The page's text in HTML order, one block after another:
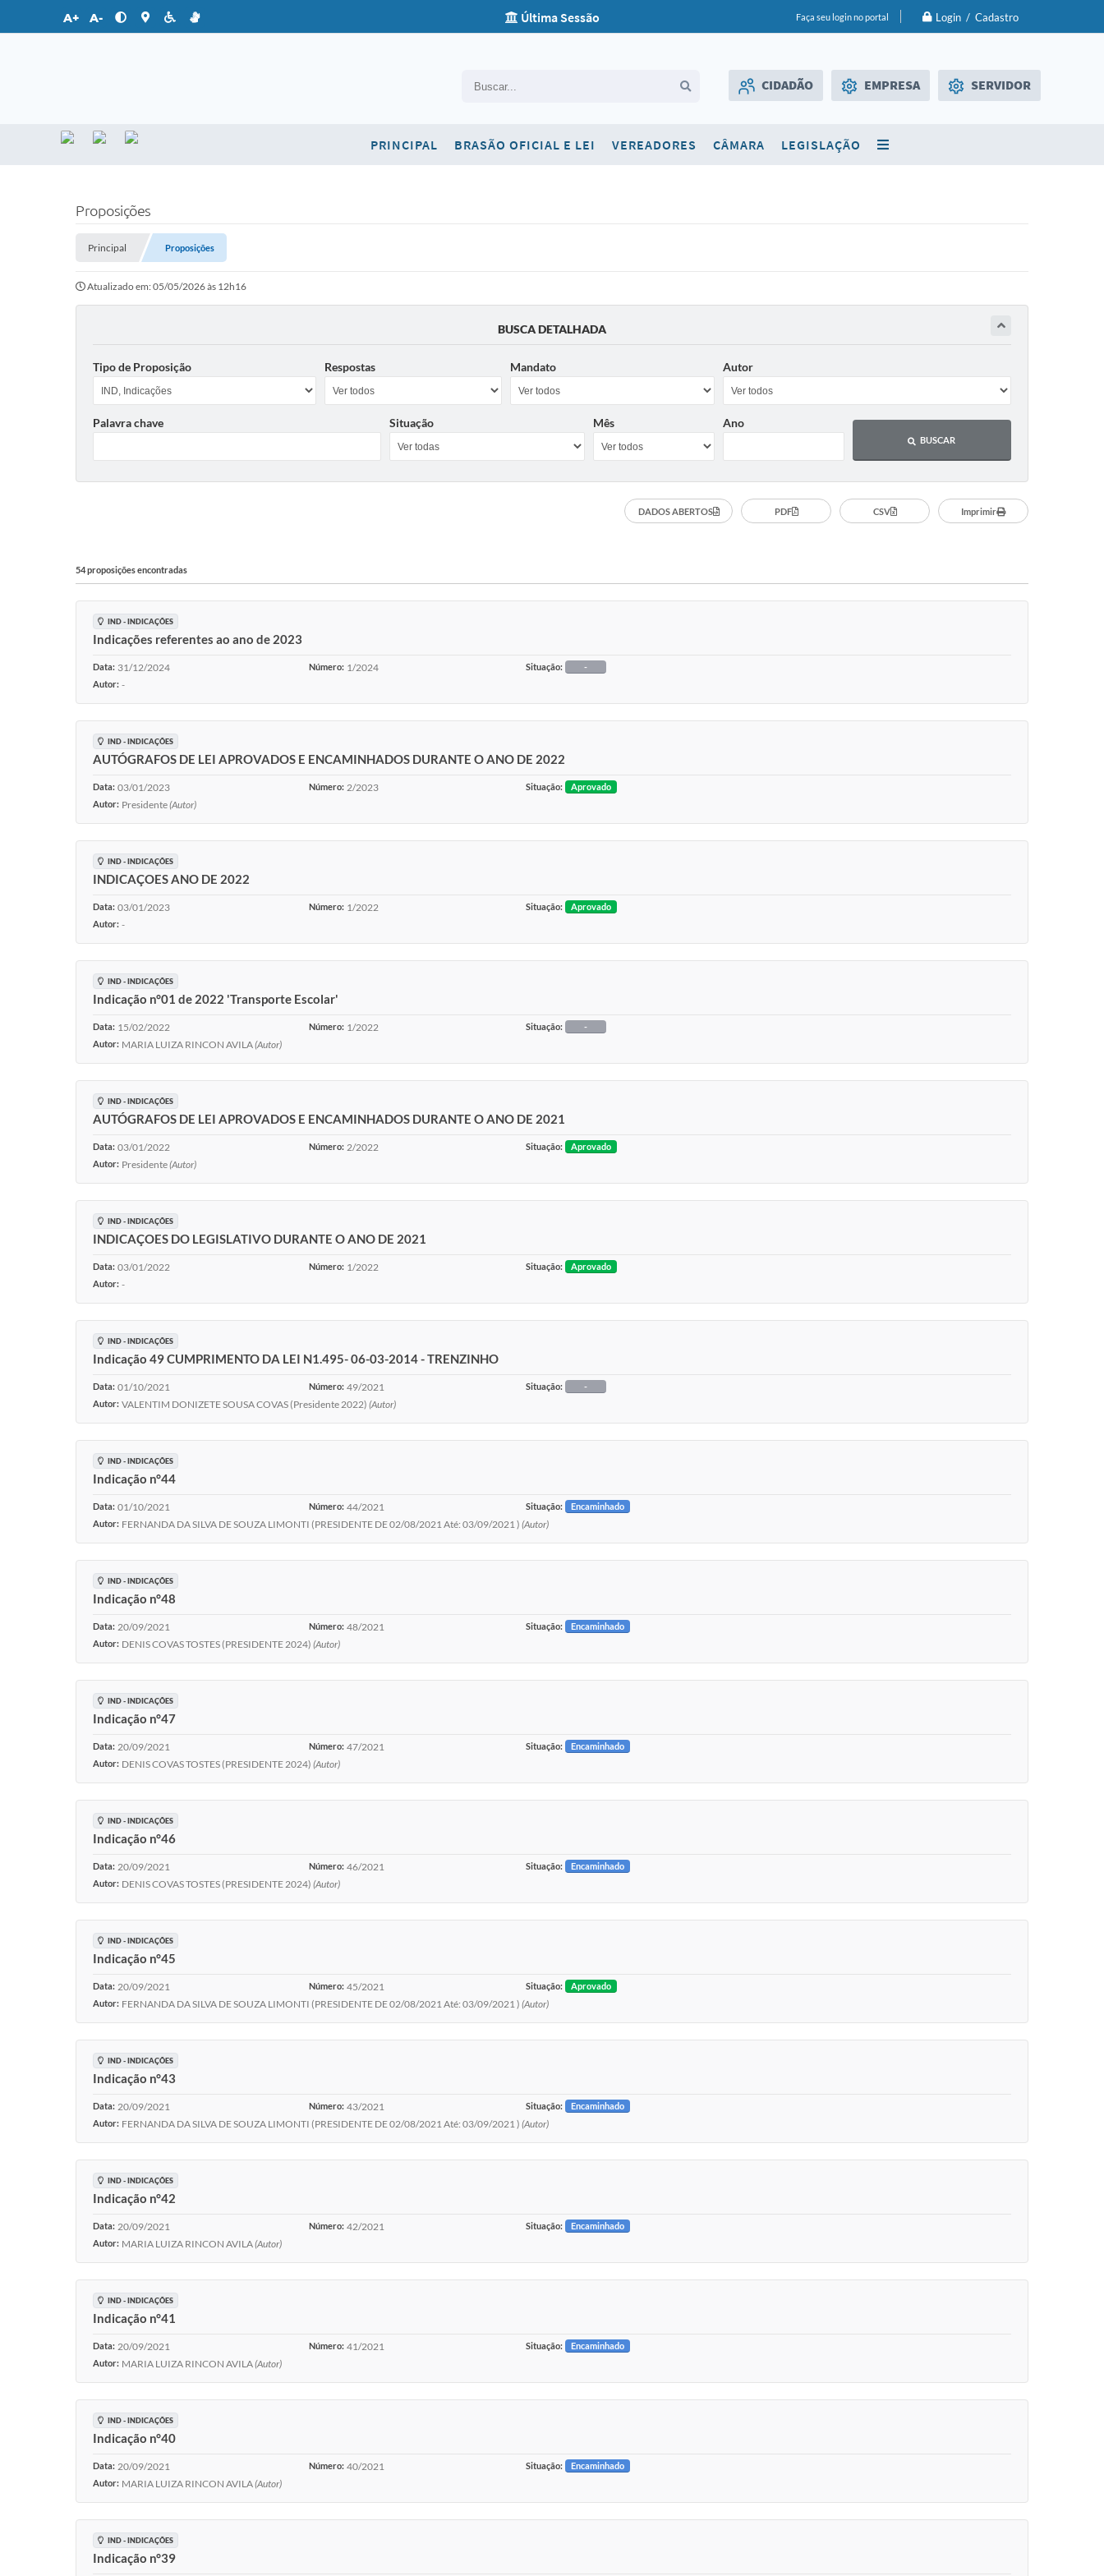
Faça seu login no portal Login / Cadastro
A+ A- Última Sessão
CIDADÃO
Concursos
Telefones Úteis
EMPRESA
SIC
SERVIDOR
PRINCIPAL BRASÃO OFICIAL E LEI VEREADORES CÂMARA LEGISLAÇÃO
Proposições
Principal Proposições
Atualizado em: 05/05/2026 às 12h16
BUSCA DETALHADA
Tipo de Proposição Respostas Mandato Autor
Palavra chave Situação Mês Ano
BUSCAR
DADOS ABERTOS PDF CSV Imprimir
54 proposições encontradas
IND - INDICAÇÕES
Indicações referentes ao ano de 2023
Data: 31/12/2024 Número: 1/2024 Situação:
-
Autor: -
IND - INDICAÇÕES
AUTÓGRAFOS DE LEI APROVADOS E ENCAMINHADOS DURANTE O ANO DE 2022
Data: 03/01/2023 Número: 2/2023 Situação:
Aprovado
Autor: Presidente(Autor)
IND - INDICAÇÕES
INDICAÇOES ANO DE 2022
Data: 03/01/2023 Número: 1/2022 Situação:
Aprovado
Autor: -
IND - INDICAÇÕES
Indicação n°01 de 2022 'Transporte Escolar'
Data: 15/02/2022 Número: 1/2022 Situação:
-
Autor: MARIA LUIZA RINCON AVILA(Autor)
IND - INDICAÇÕES
AUTÓGRAFOS DE LEI APROVADOS E ENCAMINHADOS DURANTE O ANO DE 2021
Data: 03/01/2022 Número: 2/2022 Situação:
Aprovado
Autor: Presidente(Autor)
IND - INDICAÇÕES
INDICAÇOES DO LEGISLATIVO DURANTE O ANO DE 2021
Data: 03/01/2022 Número: 1/2022 Situação:
Aprovado
Autor: -
IND - INDICAÇÕES
Indicação 49 CUMPRIMENTO DA LEI N1.495- 06-03-2014 - TRENZINHO
Data: 01/10/2021 Número: 49/2021 Situação:
-
Autor: VALENTIM DONIZETE SOUSA COVAS (Presidente 2022) (Autor)
IND - INDICAÇÕES
Indicação n°44
Data: 01/10/2021 Número: 44/2021 Situação:
Encaminhado
Autor: FERNANDA DA SILVA DE SOUZA LIMONTI (PRESIDENTE DE 02/08/2021 Até: 03/09/2021 ) (Autor)
IND - INDICAÇÕES
Indicação n°48
Data: 20/09/2021 Número: 48/2021 Situação:
Encaminhado
Autor: DENIS COVAS TOSTES (PRESIDENTE 2024) (Autor)
IND - INDICAÇÕES
Indicação n°47
Data: 20/09/2021 Número: 47/2021 Situação:
Encaminhado
Autor: DENIS COVAS TOSTES (PRESIDENTE 2024) (Autor)
IND - INDICAÇÕES
Indicação n°46
Data: 20/09/2021 Número: 46/2021 Situação:
Encaminhado
Autor: DENIS COVAS TOSTES (PRESIDENTE 2024) (Autor)
IND - INDICAÇÕES
Indicação n°45
Data: 20/09/2021 Número: 45/2021 Situação:
Aprovado
Autor: FERNANDA DA SILVA DE SOUZA LIMONTI (PRESIDENTE DE 02/08/2021 Até: 03/09/2021 ) (Autor)
IND - INDICAÇÕES
Indicação n°43
Data: 20/09/2021 Número: 43/2021 Situação:
Encaminhado
Autor: FERNANDA DA SILVA DE SOUZA LIMONTI (PRESIDENTE DE 02/08/2021 Até: 03/09/2021 ) (Autor)
IND - INDICAÇÕES
Indicação n°42
Data: 20/09/2021 Número: 42/2021 Situação:
Encaminhado
Autor: MARIA LUIZA RINCON AVILA(Autor)
IND - INDICAÇÕES
Indicação n°41
Data: 20/09/2021 Número: 41/2021 Situação:
Encaminhado
Autor: MARIA LUIZA RINCON AVILA(Autor)
IND - INDICAÇÕES
Indicação n°40
Data: 20/09/2021 Número: 40/2021 Situação:
Encaminhado
Autor: MARIA LUIZA RINCON AVILA(Autor)
IND - INDICAÇÕES
Indicação n°39